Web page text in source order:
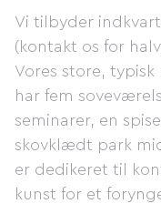
Vi tilbyder
(kontakt os for
Vores store,
har fem
seminarer, en
skovklædt park
er dedikeret til
kunst for et